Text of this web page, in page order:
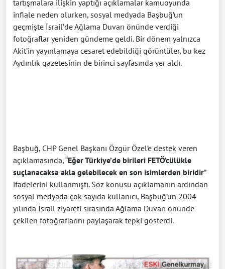
tartışmalara ilişkin yaptığı açıklamalar kamuoyunda
infiale neden olurken, sosyal medyada Başbuğ’un
geçmişte İsrail’de Ağlama Duvarı önünde verdiği
fotoğraflar yeniden gündeme geldi. Bir dönem yalnızca
Akit’in yayınlamaya cesaret edebildiği görüntüler, bu kez
Aydınlık gazetesinin de birinci sayfasında yer aldı.
Başbuğ, CHP Genel Başkanı Özgür Özel’e destek veren
açıklamasında, “Eğer Türkiye’de birileri FETÖ’cülükle
suçlanacaksa akla gelebilecek en son isimlerden biridir”
ifadelerini kullanmıştı. Söz konusu açıklamanın ardından
sosyal medyada çok sayıda kullanıcı, Başbuğ’un 2004
yılında İsrail ziyareti sırasında Ağlama Duvarı önünde
çekilen fotoğraflarını paylaşarak tepki gösterdi.